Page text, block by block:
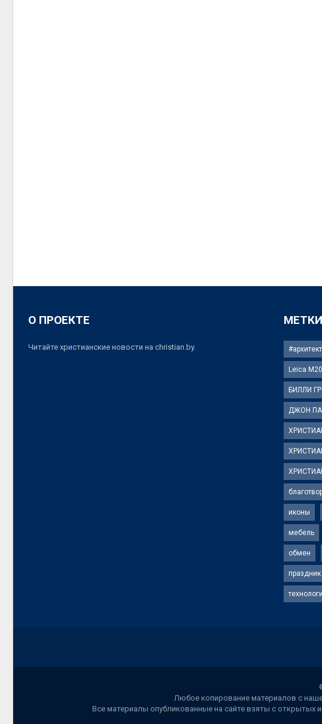
О ПРОЕКТЕ
Читайте христианские новости на christian.by.
МЕТКИ
Leica
БИЛЛИ
ДЖОН
иконы
мебель
обмен
праздник
Любое копирование материалов с
Все материалы опубликованные на сайте взяты с открытых